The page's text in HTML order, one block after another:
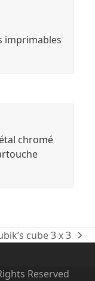
imprimables
chromé
cube 3 x 3
Reserved